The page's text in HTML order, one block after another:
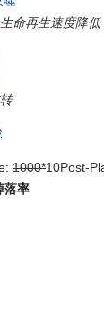
命再生速度降
1000*10Post-
落率